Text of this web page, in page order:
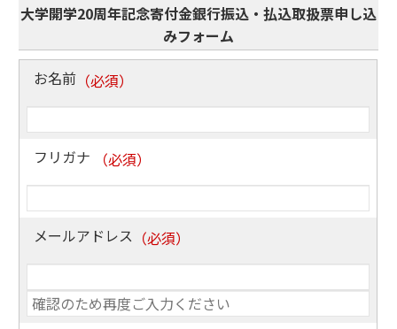
大学開学20周年記念寄付金銀行振込・払込取扱票申し込
みフォーム
お名前
フリガナ
メールアドレス